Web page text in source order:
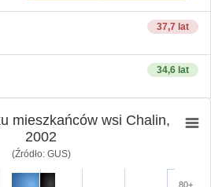
37,7 lat
34,6 lat
mieszkańców wsi Chalin,
2002
(Źródło: GUS)
80+